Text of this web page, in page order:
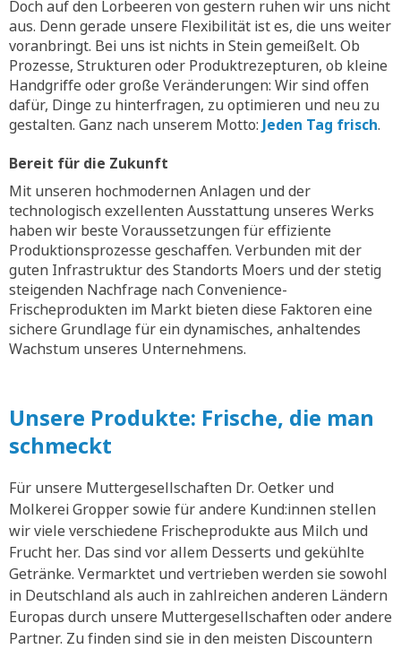
Doch auf den Lorbeeren von gestern ruhen wir uns nicht
aus. Denn gerade unsere Flexibilität ist es, die uns weiter
voranbringt. Bei uns ist nichts in Stein gemeißelt. Ob
Prozesse, Strukturen oder Produktrezepturen, ob kleine
Handgriffe oder große Veränderungen: Wir sind offen
dafür, Dinge zu hinterfragen, zu optimieren und neu zu
gestalten. Ganz nach unserem Motto: Jeden Tag frisch.
Bereit für die Zukunft
Mit unseren hochmodernen Anlagen und der
technologisch exzellenten Ausstattung unseres Werks
haben wir beste Voraussetzungen für effiziente
Produktionsprozesse geschaffen. Verbunden mit der
guten Infrastruktur des Standorts Moers und der stetig
steigenden Nachfrage nach Convenience-
Frischeprodukten im Markt bieten diese Faktoren eine
sichere Grundlage für ein dynamisches, anhaltendes
Wachstum unseres Unternehmens.
Unsere Produkte: Frische, die man
schmeckt
Für unsere Muttergesellschaften Dr. Oetker und
Molkerei Gropper sowie für andere Kund:innen stellen
wir viele verschiedene Frischeprodukte aus Milch und
Frucht her. Das sind vor allem Desserts und gekühlte
Getränke. Vermarktet und vertrieben werden sie sowohl
in Deutschland als auch in zahlreichen anderen Ländern
Europas durch unsere Muttergesellschaften oder andere
Partner. Zu finden sind sie in den meisten Discountern